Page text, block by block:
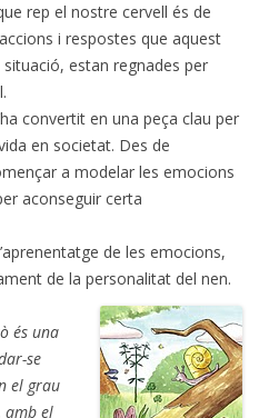
rep el nostre cervell és de
i respostes que aquest
estan regnades per
convertit en una peça clau per
en societat. Des de
a modelar les emocions
aconseguir certa
de les emocions,
de la personalitat del nen.
és una
se
el grau
amb el